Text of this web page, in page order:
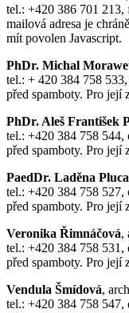
tel.: +420 386 701 213,
mailová adresa je
mít povolen Javascript.
PhDr. Michal
tel.: + 420 384 758
před spamboty. Pro její
PhDr. Aleš František
tel.: +420 384 758 544,
před spamboty. Pro její
PaedDr. Laděna
tel.: +420 384 758 527,
před spamboty. Pro její
Veronika Řimnáčová,
tel.: +420 384 758 531,
před spamboty. Pro její
Vendula Šmídová,
tel.: +420 384 758 547,